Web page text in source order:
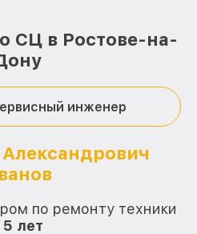
СЦ в Ростове-на-
инженер
по ремонту техники
5 лет